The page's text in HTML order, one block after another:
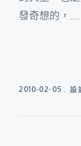
發奇想的，....
Posted
2010-02-05 設